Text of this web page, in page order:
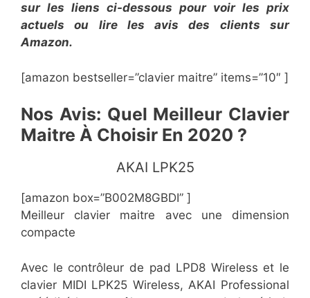
sur les liens ci-dessous pour voir les prix
actuels ou lire les avis des clients sur
Amazon.
[amazon bestseller=”​​clavier maitre” items=”10″ ]
Nos ​Avis​: Quel Meilleur Clavier
Maitre À Choisir En 2020 ?
​AKAI LPK25
[amazon box=”​B002M8GBDI” ]
Meilleur clavier maitre avec une dimension
compacte
Avec le contrôleur de pad LPD8 Wireless et le
clavier MIDI LPK25 Wireless, AKAI Professional